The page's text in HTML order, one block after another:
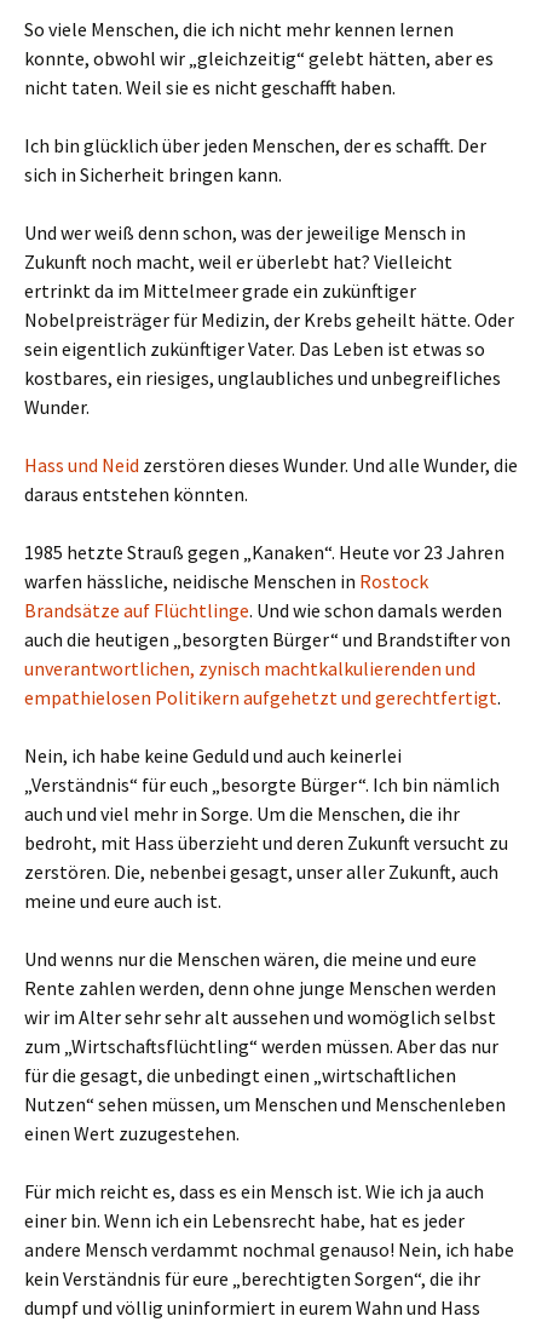
So viele Menschen, die ich nicht mehr kennen lernen
konnte, obwohl wir „gleichzeitig“ gelebt hätten, aber es
nicht taten. Weil sie es nicht geschafft haben.
Ich bin glücklich über jeden Menschen, der es schafft. Der
sich in Sicherheit bringen kann.
Und wer weiß denn schon, was der jeweilige Mensch in
Zukunft noch macht, weil er überlebt hat? Vielleicht
ertrinkt da im Mittelmeer grade ein zukünftiger
Nobelpreisträger für Medizin, der Krebs geheilt hätte. Oder
sein eigentlich zukünftiger Vater. Das Leben ist etwas so
kostbares, ein riesiges, unglaubliches und unbegreifliches
Wunder.
Hass und Neid zerstören dieses Wunder. Und alle Wunder, die
daraus entstehen könnten.
1985 hetzte Strauß gegen „Kanaken“. Heute vor 23 Jahren
warfen hässliche, neidische Menschen in Rostock
Brandsätze auf Flüchtlinge. Und wie schon damals werden
auch die heutigen „besorgten Bürger“ und Brandstifter von
unverantwortlichen, zynisch machtkalkulierenden und
empathielosen Politikern aufgehetzt und gerechtfertigt.
Nein, ich habe keine Geduld und auch keinerlei
„Verständnis“ für euch „besorgte Bürger“. Ich bin nämlich
auch und viel mehr in Sorge. Um die Menschen, die ihr
bedroht, mit Hass überzieht und deren Zukunft versucht zu
zerstören. Die, nebenbei gesagt, unser aller Zukunft, auch
meine und eure auch ist.
Und wenns nur die Menschen wären, die meine und eure
Rente zahlen werden, denn ohne junge Menschen werden
wir im Alter sehr sehr alt aussehen und womöglich selbst
zum „Wirtschaftsflüchtling“ werden müssen. Aber das nur
für die gesagt, die unbedingt einen „wirtschaftlichen
Nutzen“ sehen müssen, um Menschen und Menschenleben
einen Wert zuzugestehen.
Für mich reicht es, dass es ein Mensch ist. Wie ich ja auch
einer bin. Wenn ich ein Lebensrecht habe, hat es jeder
andere Mensch verdammt nochmal genauso! Nein, ich habe
kein Verständnis für eure „berechtigten Sorgen“, die ihr
dumpf und völlig uninformiert in eurem Wahn und Hass